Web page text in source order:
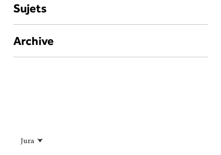
Jura
Sujets
Archive